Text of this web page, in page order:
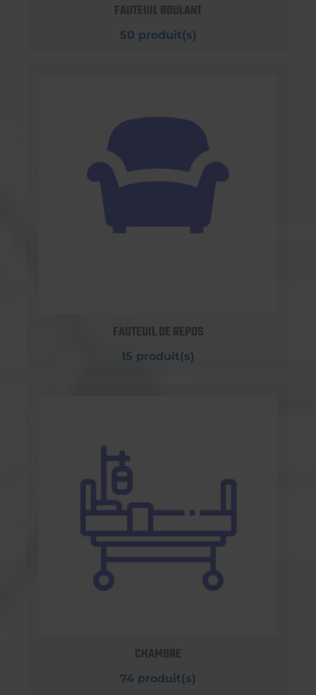
FAUTEUIL ROULANT
50 produit(s)
FAUTEUIL DE REPOS
15 produit(s)
CHAMBRE
74 produit(s)